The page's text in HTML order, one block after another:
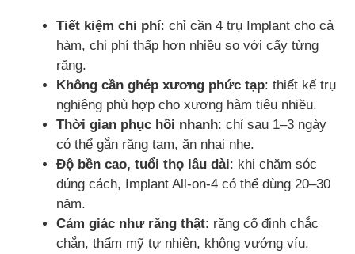
Tiết kiệm chi phí: chỉ cần 4 trụ Implant cho cả
hàm, chi phí thấp hơn nhiều so với cấy từng
răng.
Không cần ghép xương phức tạp: thiết kế trụ
nghiêng phù hợp cho xương hàm tiêu nhiều.
Thời gian phục hồi nhanh: chỉ sau 1–3 ngày
có thể gắn răng tạm, ăn nhai nhẹ.
Độ bền cao, tuổi thọ lâu dài: khi chăm sóc
đúng cách, Implant All-on-4 có thể dùng 20–30
năm.
Cảm giác như răng thật: răng cố định chắc
chắn, thẩm mỹ tự nhiên, không vướng víu.